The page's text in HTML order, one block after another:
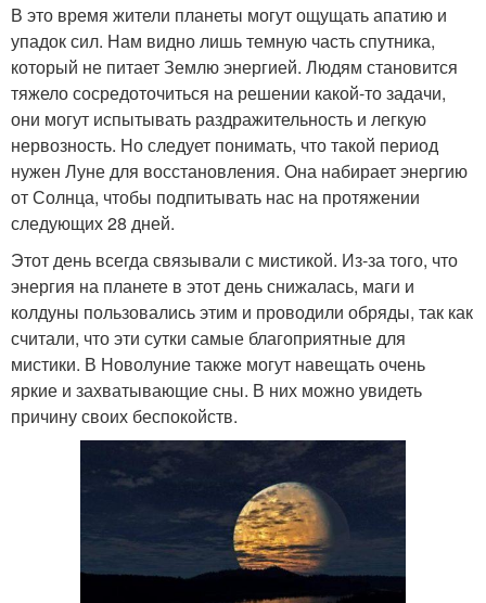
В это время жители планеты могут ощущать апатию и
упадок сил. Нам видно лишь темную часть спутника,
который не питает Землю энергией. Людям становится
тяжело сосредоточиться на решении какой-то задачи,
они могут испытывать раздражительность и легкую
нервозность. Но следует понимать, что такой период
нужен Луне для восстановления. Она набирает энергию
от Солнца, чтобы подпитывать нас на протяжении
следующих 28 дней.
Этот день всегда связывали с мистикой. Из-за того, что
энергия на планете в этот день снижалась, маги и
колдуны пользовались этим и проводили обряды, так как
считали, что эти сутки самые благоприятные для
мистики. В Новолуние также могут навещать очень
яркие и захватывающие сны. В них можно увидеть
причину своих беспокойств.